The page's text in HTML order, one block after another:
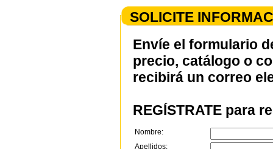
SOLICITE
Envíe el formulario
precio, catálogo o
recibirá un correo
REGÍSTRATE para
Nombre:
Apellidos: